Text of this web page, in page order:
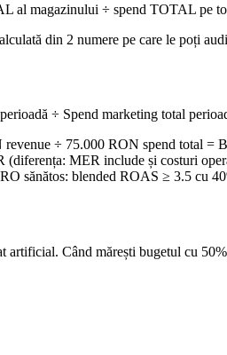
al magazinului ÷ spend TOTAL pe
din 2 numere pe care le poți
÷ Spend marketing total
÷ 75.000 RON spend total =
(diferența: MER include și costuri
sănătos: blended ROAS ≥ 3.5 cu
Când mărești bugetul cu